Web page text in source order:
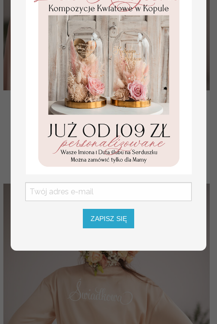
Satynowy szlafrok złote napisy dedykacja dla
świadkowej, czy zostaniesz moją świadkowa ?
( 02/SATszl/boxswiad )
142.00 PLN
ZAPISZ SIĘ